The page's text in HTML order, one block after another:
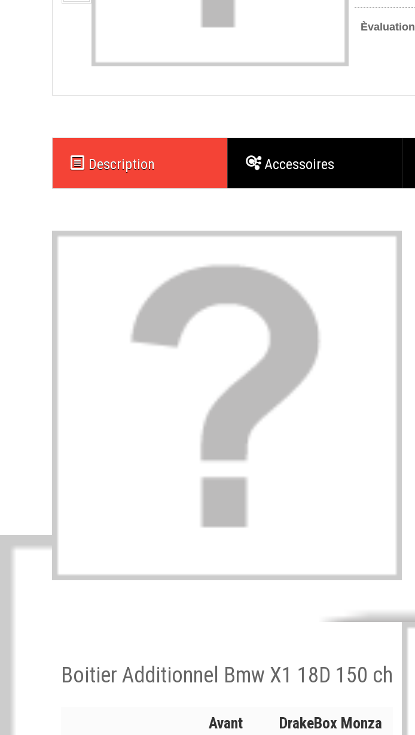
Èvaluation
Description Accessoires
Boitier Additionnel Bmw X1 18D 150 ch
Avant
DrakeBox Monza